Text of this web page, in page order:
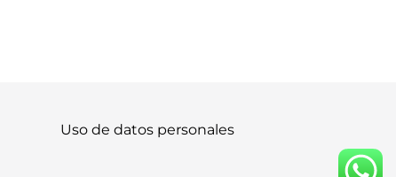
Uso de datos personales